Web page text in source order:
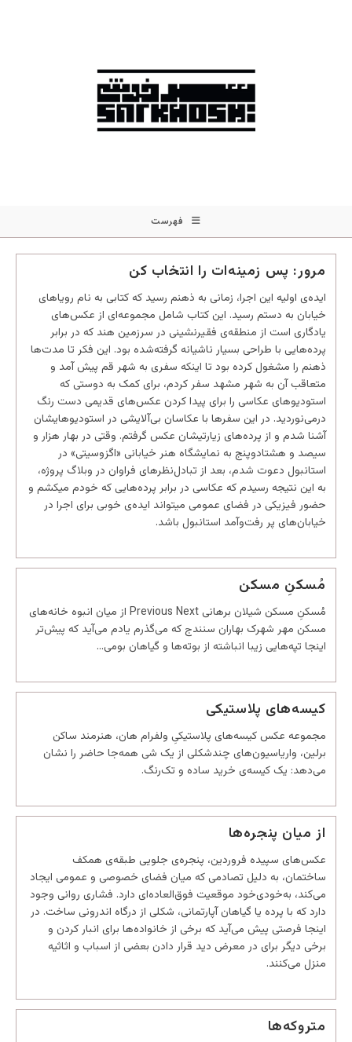
فهرست
مرور: پس زمینه‌ات را انتخاب کن
ایده‌ی اولیه این اجرا، زمانی به ذهنم رسید که کتابی به نام رویاهای
خیابان به دستم رسید. این کتاب شامل مجموعه‌ای از عکس‌های
یادگاری است از منطقه‌ی فقیرنشینی در سرزمین هند که در برابر
پرده‌هایی با طراحی بسیار ناشیانه گرفته‌شده بود. این فکر تا مدت‌ها
ذهنم را مشغول کرده بود تا اینکه سفری به شهر قم پیش آمد و
متعاقب آن به شهر مشهد سفر کردم، برای کمک به دوستی که
استودیوهای عکاسی را برای پیدا کردن عکس‌های قدیمی دست رنگ
درمی‌نوردید. در این سفرها با عکاسان بی‌آلایشی در استودیوهایشان
آشنا شدم و از پرده‌های زیارتی‏شان عکس گرفتم. وقتی در بهار هزار و
سیصد و هشتادوپنج به نمایشگاه هنر خیابانی «اگزوسیتی» در
استانبول دعوت شدم، بعد از تبادل‌نظرهای فراوان در وبلاگ پروژه،
به این نتیجه رسیدم که عکاسی در برابر پرده‌هایی که خودم می‏کشم و
حضور فیزیکی در فضای عمومی می‏تواند ایده‌ی خوبی برای اجرا در
خیابان‌های پر رفت‌وآمد استانبول باشد.
مُسکنِ مسکن
مُسکنِ مسکن شیلان برهانی Previous Next از میان انبوه خانه‌های
مسکن مهر شهرک بهاران سنندج که می‌گذرم یادم می‌آید که پیش‌تر
اینجا تپه‌هایی زیبا انباشته از بوته‌ها و گیاهان بومی…
کیسه‌های پلاستیکی
مجموعه عکس کیسه‌های پلاستیکیِ ولفرام هان، هنرمند ساکن
برلین، واریاسیون‌های چندشکلی از یک شی همه‌جا حاضر را نشان
می‌دهد: یک کیسه‌ی خرید ساده و تک‌رنگ.
از میان پنجره‌ها
عکس‌های سپیده فروردین، پنجره‌ی جلویی طبقه‌ی همکف
ساختمان، به دلیل تصادمی که میان فضای خصوصی و عمومی ایجاد
می‌کند، به‌خودی‌خود موقعیت فوق‌العاده‌ای دارد. فشاری روانی وجود
دارد که با پرده یا گیاهان آپارتمانی، شکلی از درگاه اندرونی ساخت. در
اینجا فرصتی پیش می‌آید که برخی از خانواده‌ها برای انبار کردن و
برخی دیگر برای در معرض دید قرار دادن بعضی از اسباب و اثاثیه
منزل می‌کنند.
متروکه‌ها